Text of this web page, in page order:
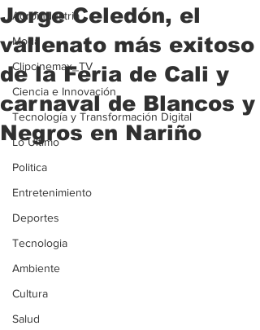
Agroindustria
Moda
Clipcinemax_TV
Ciencia e Innovación
Tecnología y Transformación Digital
Lo Ultimo
Politica
Entretenimiento
Deportes
Tecnologia
Ambiente
Cultura
Salud
Jorge Celedón, el
vallenato más exitoso
de la Feria de Cali y
carnaval de Blancos y
Negros en Nariño